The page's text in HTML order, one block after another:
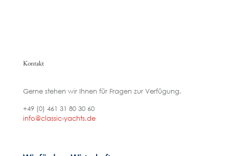
Kontakt
Gerne stehen wir Ihnen für Fragen zur Verfügung.
+49 (0) 461 31 80 30 60
info@classic-yachts.de